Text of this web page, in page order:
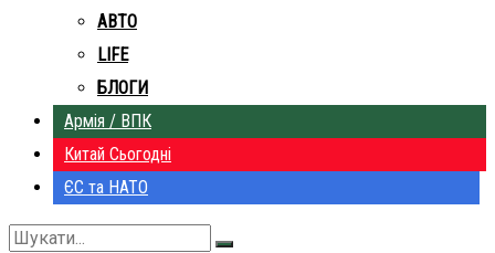
АВТО
LIFE
БЛОГИ
Армія / ВПК
Китай Сьогодні
ЄС та НАТО